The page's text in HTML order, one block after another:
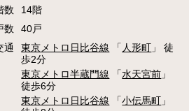
数
14階
数
40戸
通
東京メトロ日比谷線 「 人形町 」 徒
歩2分
東京メトロ半蔵門線 「水天宮前 」
徒歩6分
東京メトロ日比谷線 「小伝馬町 」